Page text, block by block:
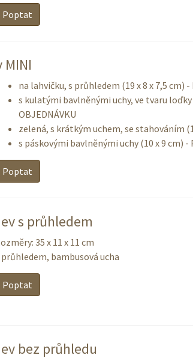
Poptat
na lahvičku, s průhledem (19 x 8 x 7,5 cm) -
s kulatými bavlněnými uchy, ve tvaru loďky
OBJEDNÁVKU
zelená, s krátkým uchem, se stahováním
s páskovými bavlněnými uchy (10 x 9 cm) -
Poptat
s průhledem
35 x 11 x 11 cm
průhledem, bambusová ucha
Poptat
bez průhledu